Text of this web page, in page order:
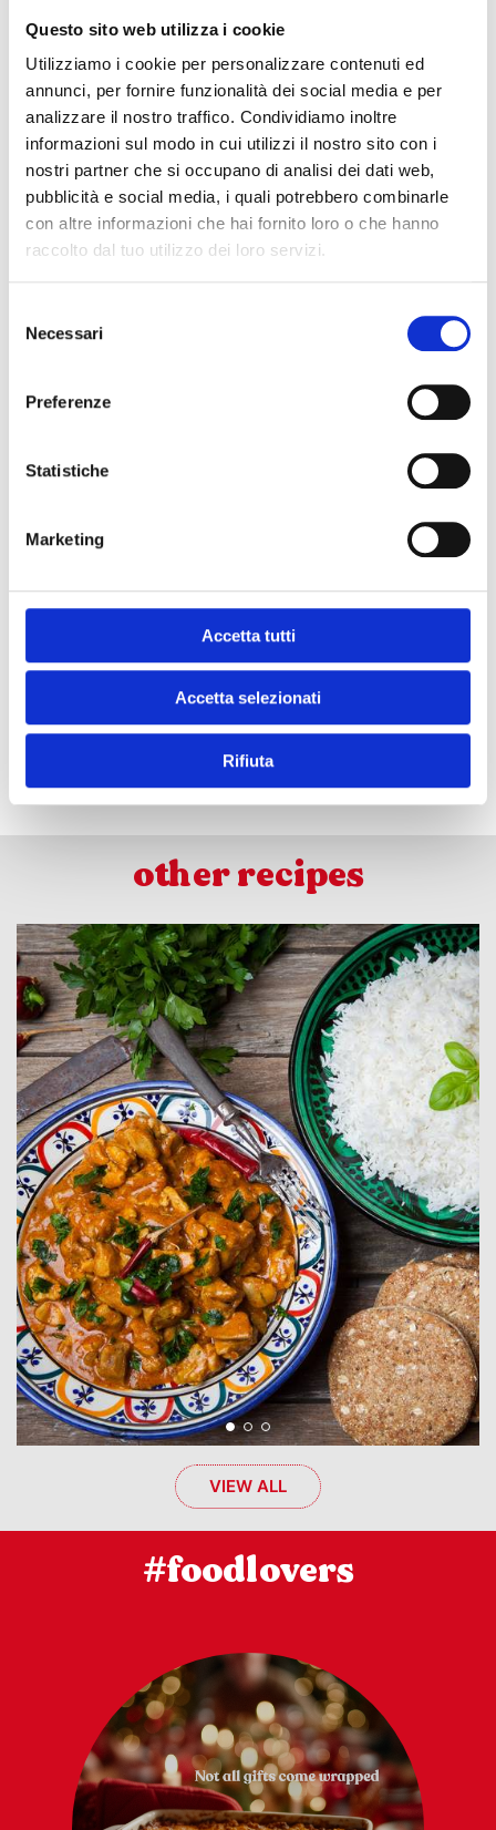
Questo sito web utilizza i cookie
Utilizziamo i cookie per personalizzare contenuti ed
annunci, per fornire funzionalità dei social media e per
analizzare il nostro traffico. Condividiamo inoltre
informazioni sul modo in cui utilizzi il nostro sito con i
nostri partner che si occupano di analisi dei dati web,
pubblicità e social media, i quali potrebbero combinarle
con altre informazioni che hai fornito loro o che hanno
raccolto dal tuo utilizzo dei loro servizi.
delNecessari
Preferenze
Statistiche
Marketing
Accetta tutti
Accetta selezionati
Rifiuta
PREPARATION
Finely chop the onion, celery, carrots and fry in a
pan until golden.
Flour the veal stew meat, remove the excess
flour and place in saucepan.
Bake until it is nicely browned and then deglaze
with a hint of Cointreau.
Pour thePomì chopped tomatoesand let cook
for about 15 minutes.
Finally add the peas and finish cooking for
SUBSCRIBE TO OUR NEWSLETTER
other recipes
VIEW ALL
#foodlovers